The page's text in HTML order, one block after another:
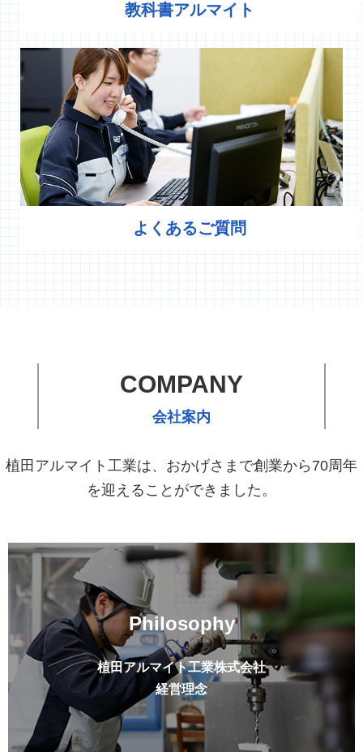
教科書アルマイト
よくあるご質問
COMPANY
会社案内
植田アルマイト工業は、おかげさまで創業から70周年
を迎えることができました。
Philosophy
植田アルマイト工業株式会社
経営理念